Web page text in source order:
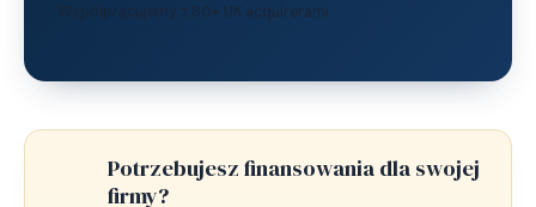
Współpracujemy z 80+ UK acquirerami
Potrzebujesz finansowania dla swojej
firmy?